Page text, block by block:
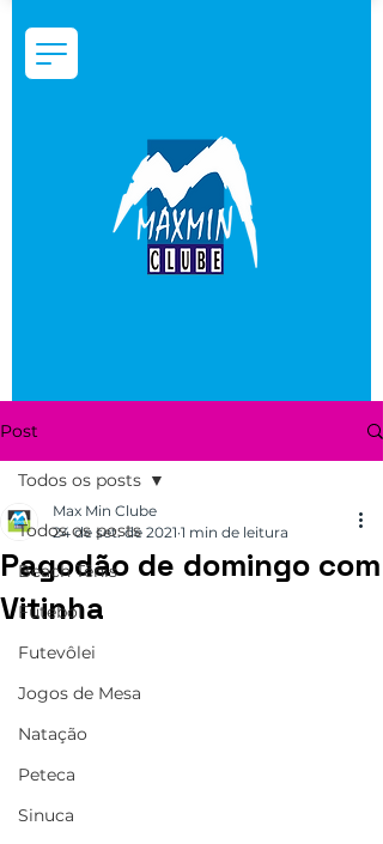
Post
Todos os posts
Beach Tênis
Futebol
Futevôlei
Jogos de Mesa
Natação
Peteca
Sinuca
Todos os posts
Pagodão de domingo com
Vitinha
Max Min Clube
24 de set. de 2021 1 min de leitura